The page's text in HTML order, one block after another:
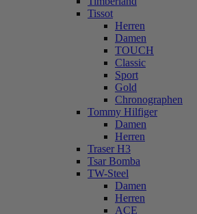
Tissot
Herren
Damen
TOUCH
Classic
Sport
Gold
Chronographen
Tommy Hilfiger
Damen
Herren
Traser H3
Tsar Bomba
TW-Steel
Damen
Herren
ACE